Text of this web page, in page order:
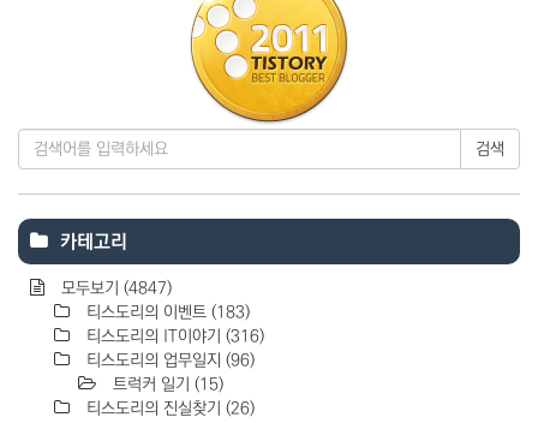
검색
카테고리
모두보기 (4847)
티스도리의 이벤트 (183)
티스도리의 IT이야기 (316)
티스도리의 업무일지 (96)
트럭커 일기 (15)
티스도리의 진실찾기 (26)